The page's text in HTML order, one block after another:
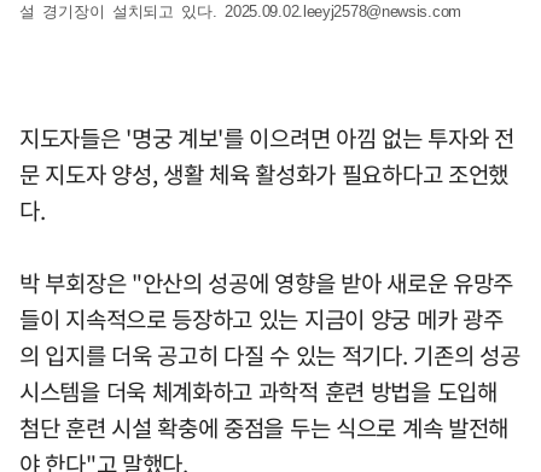
설 경기장이 설치되고 있다. 2025.09.02.leeyj2578@newsis.com
지도자들은 '명궁 계보'를 이으려면 아낌 없는 투자와 전
문 지도자 양성, 생활 체육 활성화가 필요하다고 조언했
다.
박 부회장은 "안산의 성공에 영향을 받아 새로운 유망주
들이 지속적으로 등장하고 있는 지금이 양궁 메카 광주
의 입지를 더욱 공고히 다질 수 있는 적기다. 기존의 성공
시스템을 더욱 체계화하고 과학적 훈련 방법을 도입해
첨단 훈련 시설 확충에 중점을 두는 식으로 계속 발전해
야 한다"고 말했다.